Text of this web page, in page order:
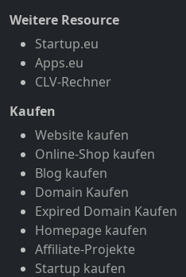
Weitere Resource
Startup.eu
Apps.eu
CLV-Rechner
Kaufen
Website kaufen
Online-Shop kaufen
Blog kaufen
Domain Kaufen
Expired Domain Kaufen
Homepage kaufen
Affiliate-Projekte
Startup kaufen